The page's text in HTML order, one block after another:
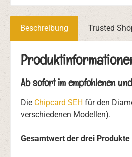
Beschreibung Trusted
Ab sofort im empfohlenen
Die Chipcard SEH für den
verschiedenen Modellen).
Gesamtwert der drei